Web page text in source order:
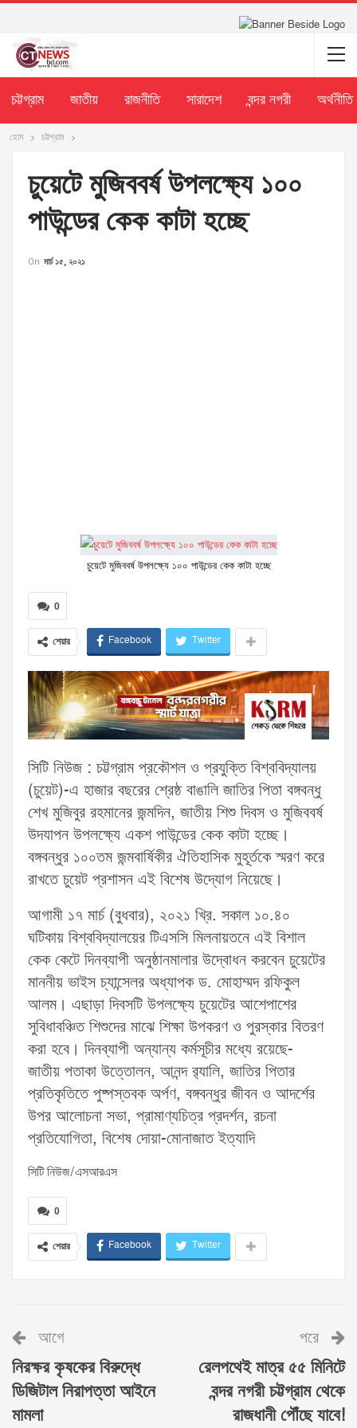
চট্টগ্রাম জাতীয় রাজনীতি সারাদেশ বন্দর নগরী অর্থনীতি
হোম চট্টগ্রাম
চুয়েটে মুজিববর্ষ উপলক্ষ্যে ১০০
পাউন্ডের কেক কাটা হচ্ছে
On মার্চ ১৫, ২০২১
চুয়েটে মুজিববর্ষ উপলক্ষ্যে ১০০ পাউন্ডের কেক কাটা হচ্ছে
0
শেয়ার Facebook Twitter
সিটি নিউজ : চট্টগ্রাম প্রকৌশল ও প্রযুক্তি বিশ্ববিদ্যালয়
(চুয়েট)-এ হাজার বছরের শ্রেষ্ঠ বাঙালি জাতির পিতা বঙ্গবন্ধু
শেখ মুজিবুর রহমানের জন্মদিন, জাতীয় শিশু দিবস ও মুজিববর্ষ
উদযাপন উপলক্ষ্যে একশ পাউন্ডের কেক কাটা হচ্ছে।
বঙ্গবন্ধুর ১০০তম জন্মবার্ষিকীর ঐতিহাসিক মুহূর্তকে স্মরণ করে
রাখতে চুয়েট প্রশাসন এই বিশেষ উদ্যোগ নিয়েছে।
আগামী ১৭ মার্চ (বুধবার), ২০২১ খ্রি. সকাল ১০.৪০
ঘটিকায় বিশ্ববিদ্যালয়ের টিএসসি মিলনায়তনে এই বিশাল
কেক কেটে দিনব্যাপী অনুষ্ঠানমালার উদ্বোধন করবেন চুয়েটের
মাননীয় ভাইস চ্যান্সেলর অধ্যাপক ড. মোহাম্মদ রফিকুল
আলম। এছাড়া দিবসটি উপলক্ষ্যে চুয়েটের আশেপাশের
সুবিধাবঞ্চিত শিশুদের মাঝে শিক্ষা উপকরণ ও পুরস্কার বিতরণ
করা হবে। দিনব্যাপী অন্যান্য কর্মসূচীর মধ্যে রয়েছে-
জাতীয় পতাকা উত্তোলন, আনন্দ র‌্যালি, জাতির পিতার
প্রতিকৃতিতে পুষ্পস্তবক অর্পণ, বঙ্গবন্ধুর জীবন ও আদর্শের
উপর আলোচনা সভা, প্রামাণ্যচিত্র প্রদর্শন, রচনা
প্রতিযোগিতা, বিশেষ দোয়া-মোনাজাত ইত্যাদি
সিটি নিউজ/এসআরএস
0
শেয়ার Facebook Twitter
আগে
নিরক্ষর কৃষকের বিরুদ্ধে
ডিজিটাল নিরাপত্তা আইনে
মামলা
পরে
রেলপথেই মাত্র ৫৫ মিনিটে
বন্দর নগরী চট্টগ্রাম থেকে
রাজধানী পৌঁছে যাবে!